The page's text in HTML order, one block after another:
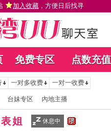
加入收藏 ，方便日后找寻
免费专区 点数充
一对多收费 一对一收费
台妹专区 內地主播
姐 休息中